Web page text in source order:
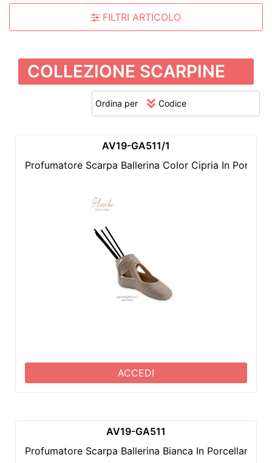
FILTRI ARTICOLO
COLLEZIONE SCARPINE
Ordina per
AV19-GA511/1
Profumatore Scarpa Ballerina Color Cipria In
ACCEDI
AV19-GA511
Profumatore Scarpa Ballerina Bianca In Porcellana